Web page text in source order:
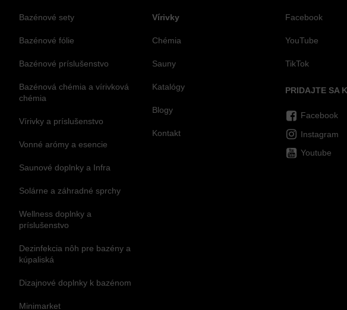
Bazénové sety
Bazénové fólie
Bazénové príslušenstvo
Bazénová chémia a vírivková
chémia
Vírivky a príslušenstvo
Vonné arómy a esencie
Saunové doplnky a Infra
Solárne a záhradné sprchy
Wellness doplnky a
príslušenstvo
Dezinfekcia nôh pre bazény a
kúpaliská
Dizajnové doplnky k bazénom
Minimarket
Vírivky
Chémia
Sauny
Katalógy
Blogy
Kontakt
Facebook
YouTube
TikTok
PRIDAJTE SA
Facebook
Instagram
Youtube